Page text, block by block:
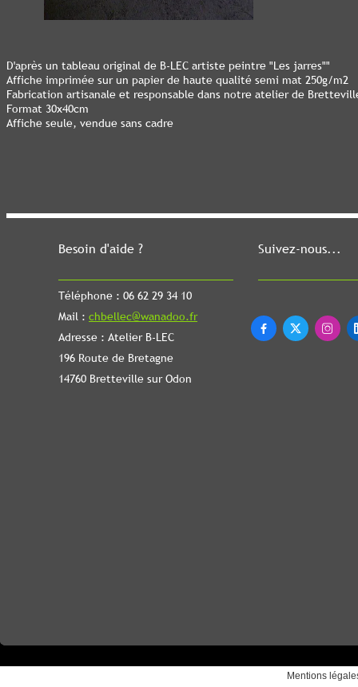
Besoin d'aide ?
Téléphone : 06 62 29 34 10
Mail : chbellec@wanadoo.fr
Adresse : Atelier B-LEC
196 Route de Bretagne
14760 Bretteville sur Odon
Suivez-nous...
  
D'après un tableau original de B-LEC artiste peintre "Les jarres""
Affiche imprimée sur un papier de haute qualité semi mat 250g/m2
Fabrication artisanale et responsable dans notre atelier de
Format 30x40cm
Affiche seule, vendue sans cadre
Mentions